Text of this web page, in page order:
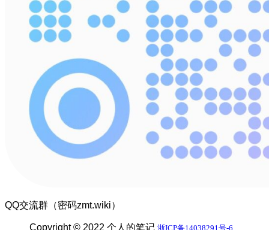
QQ交流群（密码zmt.wiki）
Copyright © 2022 个人的笔记 浙ICP备14038291号-6